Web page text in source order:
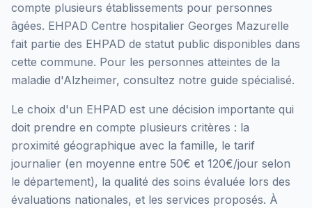
compte plusieurs établissements pour personnes
âgées. EHPAD Centre hospitalier Georges Mazurelle
fait partie des EHPAD de statut public disponibles dans
cette commune. Pour les personnes atteintes de la
maladie d'Alzheimer, consultez notre guide spécialisé.
Le choix d'un EHPAD est une décision importante qui
doit prendre en compte plusieurs critères : la
proximité géographique avec la famille, le tarif
journalier (en moyenne entre 50€ et 120€/jour selon
le département), la qualité des soins évaluée lors des
évaluations nationales, et les services proposés. À